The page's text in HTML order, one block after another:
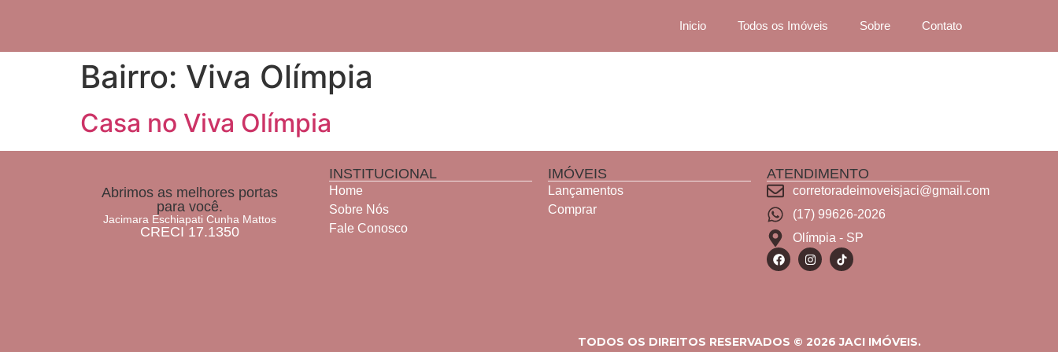
Inicio Todos os Imóveis Sobre Contato
Bairro: Viva Olímpia
Casa no Viva Olímpia
Abrimos as melhores portas
para você.
Jacimara Eschiapati Cunha Mattos
CRECI 17.1350
INSTITUCIONAL
Home
Sobre Nós
Fale Conosco
IMÓVEIS
Lançamentos
Comprar
ATENDIMENTO
corretoradeimoveisjaci@gmail.com
(17) 99626-2026
Olímpia - SP
TODOS OS DIREITOS RESERVADOS © 2026 JACI IMÓVEIS.